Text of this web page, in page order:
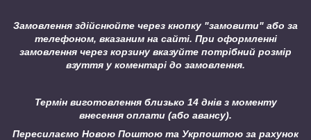
Замовлення здійснюйте через кнопку "замовити" або за
телефоном, вказаним на сайті. При оформленні
замовлення через корзину вказуйте потрібний розмір
взуття у коментарі до замовлення.
Термін виготовлення близько 14 днів з моменту
внесення оплати (або авансу).
Пересилаємо Новою Поштою та Укрпоштою за рахунок